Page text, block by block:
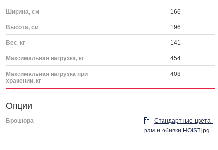
Ширина, см 166
Высота, см 196
Вес, кг 141
Максимальная нагрузка, кг 454
Максимальная нагрузка при
хранении, кг
408
Опции
Брошюра
Стандартные-цвета-
рам-и-обивки-HOIST.jpg